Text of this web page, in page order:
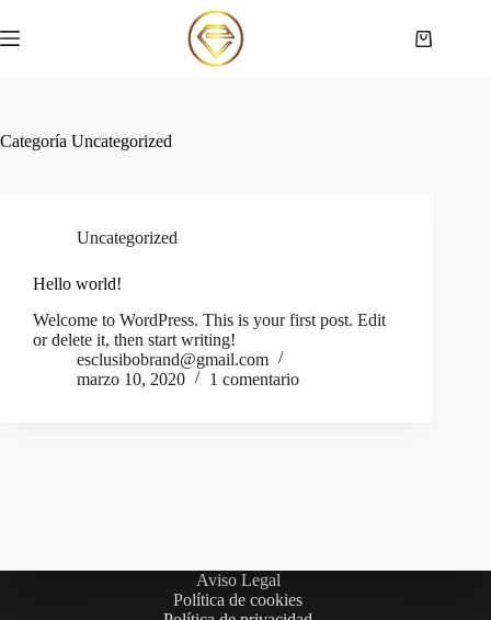
al
contenido
Carro
Categoría Uncategorized
Uncategorized
Hello world!
Welcome to WordPress. This is your first post. Edit
or delete it, then start writing!
esclusibobrand@gmail.com
marzo 10, 2020
1 comentario
Aviso Legal
Política de cookies